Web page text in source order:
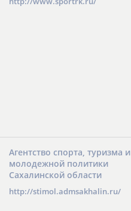
Агентство спорта, туризма и
молодежной политики
Сахалинской области
http://stimol.admsakhalin.ru/